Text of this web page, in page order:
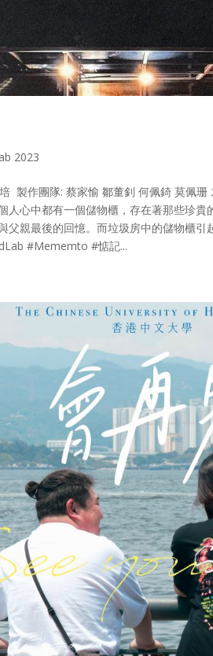
2023
製作團隊: 蔡家愉 鄒董釗 何佩錡 莫
人心中都有一個儲物櫃，存在著那些珍
父親最後的回憶。而垃圾房中的儲物櫃
#Mememto #惦記...